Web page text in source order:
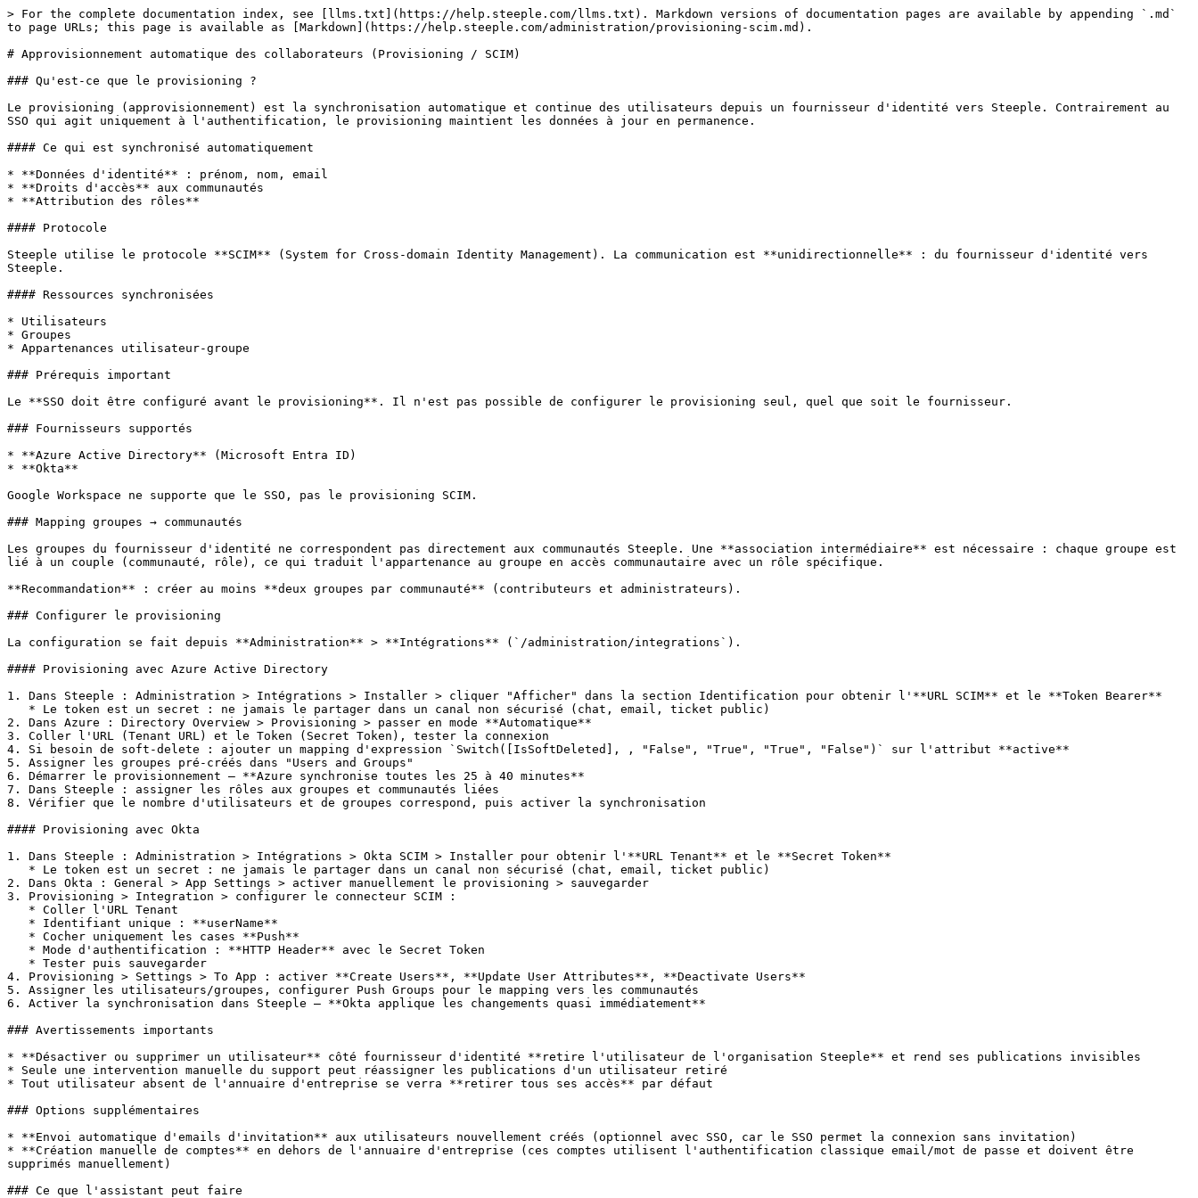
> For the complete documentation index, see [llms.txt](https://help.steeple.com/llms.txt). Markdown versions of documentation pages are available by appending `.md`
to page URLs; this page is available as [Markdown](https://help.steeple.com/administration/provisioning-scim.md).
# Approvisionnement automatique des collaborateurs (Provisioning / SCIM)
### Qu'est-ce que le provisioning ?
Le provisioning (approvisionnement) est la synchronisation automatique et continue des utilisateurs depuis un fournisseur d'identité vers Steeple. Contrairement au
SSO qui agit uniquement à l'authentification, le provisioning maintient les données à jour en permanence.
#### Ce qui est synchronisé automatiquement
* **Données d'identité** : prénom, nom, email
* **Droits d'accès** aux communautés
* **Attribution des rôles**
#### Protocole
Steeple utilise le protocole **SCIM** (System for Cross-domain Identity Management). La communication est **unidirectionnelle** : du fournisseur d'identité vers
Steeple.
#### Ressources synchronisées
* Utilisateurs
* Groupes
* Appartenances utilisateur-groupe
### Prérequis important
Le **SSO doit être configuré avant le provisioning**. Il n'est pas possible de configurer le provisioning seul, quel que soit le fournisseur.
### Fournisseurs supportés
* **Azure Active Directory** (Microsoft Entra ID)
* **Okta**
Google Workspace ne supporte que le SSO, pas le provisioning SCIM.
### Mapping groupes → communautés
Les groupes du fournisseur d'identité ne correspondent pas directement aux communautés Steeple. Une **association intermédiaire** est nécessaire : chaque groupe est
lié à un couple (communauté, rôle), ce qui traduit l'appartenance au groupe en accès communautaire avec un rôle spécifique.
**Recommandation** : créer au moins **deux groupes par communauté** (contributeurs et administrateurs).
### Configurer le provisioning
La configuration se fait depuis **Administration** > **Intégrations** (`/administration/integrations`).
#### Provisioning avec Azure Active Directory
1. Dans Steeple : Administration > Intégrations > Installer > cliquer "Afficher" dans la section Identification pour obtenir l'**URL SCIM** et le **Token Bearer**
2. Dans Azure : Directory Overview > Provisioning > passer en mode **Automatique**
3. Coller l'URL (Tenant URL) et le Token (Secret Token), tester la connexion
4. Si besoin de soft-delete : ajouter un mapping d'expression `Switch([IsSoftDeleted], , "False", "True", "True", "False")` sur l'attribut **active**
5. Assigner les groupes pré-créés dans "Users and Groups"
6. Démarrer le provisionnement — **Azure synchronise toutes les 25 à 40 minutes**
7. Dans Steeple : assigner les rôles aux groupes et communautés liées
8. Vérifier que le nombre d'utilisateurs et de groupes correspond, puis activer la synchronisation
#### Provisioning avec Okta
1. Dans Steeple : Administration > Intégrations > Okta SCIM > Installer pour obtenir l'**URL Tenant** et le **Secret Token**
2. Dans Okta : General > App Settings > activer manuellement le provisioning > sauvegarder
3. Provisioning > Integration > configurer le connecteur SCIM :
4. Provisioning > Settings > To App : activer **Create Users**, **Update User Attributes**, **Deactivate Users**
5. Assigner les utilisateurs/groupes, configurer Push Groups pour le mapping vers les communautés
6. Activer la synchronisation dans Steeple — **Okta applique les changements quasi immédiatement**
### Avertissements importants
* **Désactiver ou supprimer un utilisateur** côté fournisseur d'identité **retire l'utilisateur de l'organisation Steeple** et rend ses publications invisibles
* Seule une intervention manuelle du support peut réassigner les publications d'un utilisateur retiré
* Tout utilisateur absent de l'annuaire d'entreprise se verra **retirer tous ses accès** par défaut
### Options supplémentaires
* **Envoi automatique d'emails d'invitation** aux utilisateurs nouvellement créés (optionnel avec SSO, car le SSO permet la connexion sans invitation)
* **Création manuelle de comptes** en dehors de l'annuaire d'entreprise (ces comptes utilisent l'authentification classique email/mot de passe et doivent être
supprimés manuellement)
### Ce que l'assistant peut faire